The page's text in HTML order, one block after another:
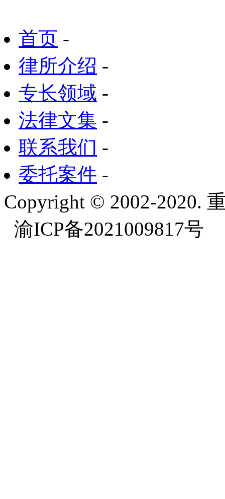
首页 -
律所介绍 -
专长领域 -
法律文集 -
联系我们 -
委托案件 -
Copyright © 2002-2020.
渝ICP备2021009817号